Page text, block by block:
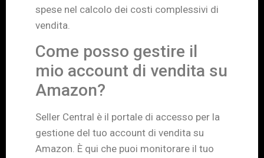
spese nel calcolo dei costi complessivi di
vendita.
Come posso gestire il
mio account di vendita su
Amazon?
Seller Central è il portale di accesso per la
gestione del tuo account di vendita su
Amazon. È qui che puoi monitorare il tuo